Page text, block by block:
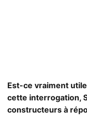
Est-ce vraiment
cette interrogation,
constructeurs à